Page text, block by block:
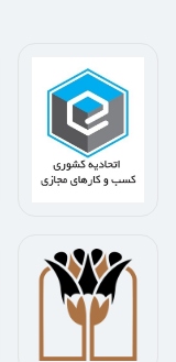
شارژ دستگاه‌ها برآورده